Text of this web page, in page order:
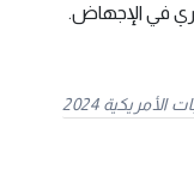
في الإجهاض.
الأمريكية 2024